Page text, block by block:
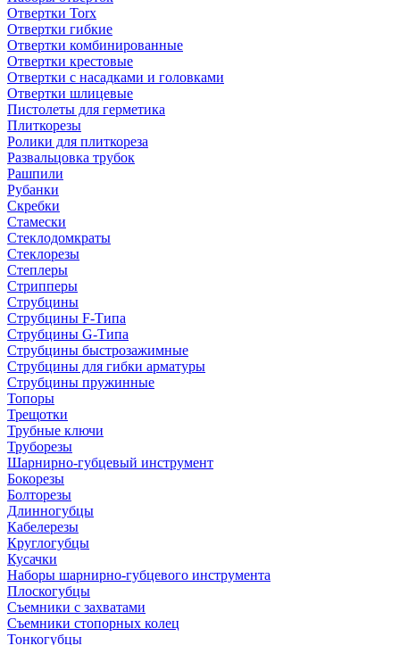
Отвертки Torx
Отвертки гибкие
Отвертки комбинированные
Отвертки крестовые
Отвертки с насадками и головками
Отвертки шлицевые
Пистолеты для герметика
Плиткорезы
Ролики для плиткореза
Развальцовка трубок
Рашпили
Рубанки
Скребки
Стамески
Стеклодомкраты
Стеклорезы
Степлеры
Стрипперы
Струбцины
Струбцины F-Типа
Струбцины G-Типа
Струбцины быстрозажимные
Струбцины для гибки арматуры
Струбцины пружинные
Топоры
Трещотки
Трубные ключи
Труборезы
Шарнирно-губцевый инструмент
Бокорезы
Болторезы
Длинногубцы
Кабелерезы
Круглогубцы
Кусачки
Наборы шарнирно-губцевого инструмента
Плоскогубцы
Съемники с захватами
Съемники стопорных колец
Тонкогубцы